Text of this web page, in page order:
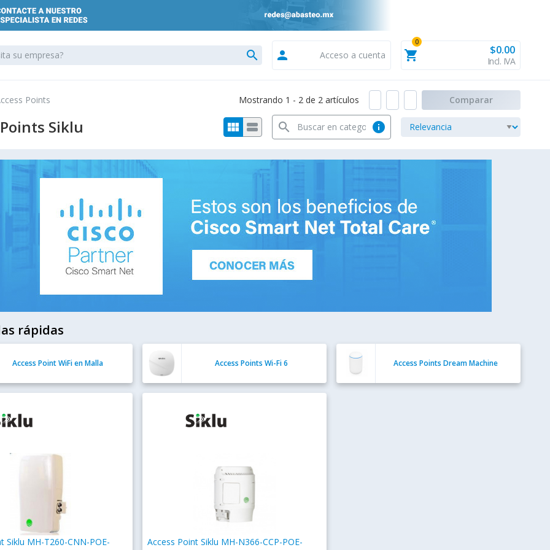
search person Acceso a cuenta shopping_cart
0
$0.00
Incl. IVA
Points Mostrando 1 - 2 de 2 artículos Comparar
Siklu view_module view_stream info
search
rápidas
Access Point WiFi en Malla Access Points Wi-Fi 6 Access Points Dream Machine
Siklu MH-T260-CNN-POE-
Access Point Siklu MH-N366-CCP-POE-